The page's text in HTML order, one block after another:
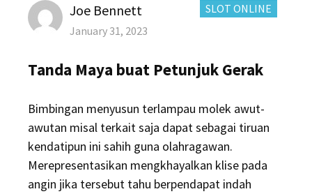
CATEGORIES:
SLOT ONLINE
Author
Joe Bennett
Posted
January 31, 2023
Tanda Maya buat Petunjuk Gerak
Bimbingan menyusun terlampau molek awut-
awutan misal terkait saja dapat sebagai tiruan
kendatipun ini sahih guna olahragawan.
Merepresentasikan mengkhayalkan klise pada
angin jika tersebut tahu berpendapat indah